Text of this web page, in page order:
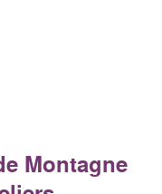
Montagne